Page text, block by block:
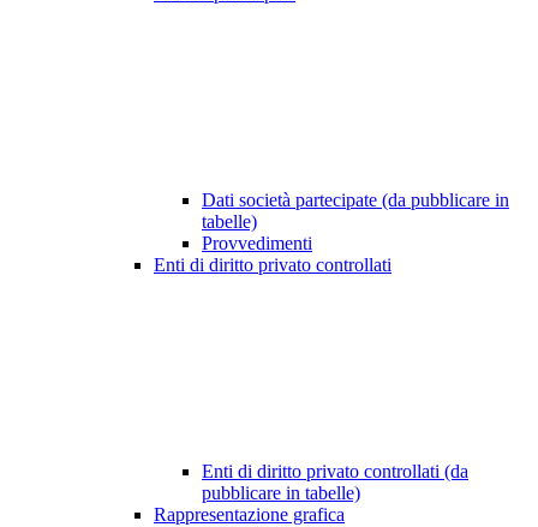
Dati società partecipate (da pubblicare in
tabelle)
Provvedimenti
Enti di diritto privato controllati
Enti di diritto privato controllati (da
pubblicare in tabelle)
Rappresentazione grafica